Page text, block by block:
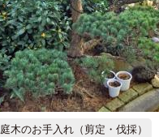
庭木のお手入れ（剪定・伐採）